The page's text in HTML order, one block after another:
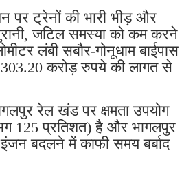
पर ट्रेनों की भारी भीड़ और
​​जटिल समस्या को कम करने
लंबी सबौर-गोनूधाम बाईपास
303.20 करोड़ रुपये की लागत से
रेल खंड पर क्षमता उपयोग
125 प्रतिशत) है और भागलपुर
बदलने में काफी समय बर्बाद